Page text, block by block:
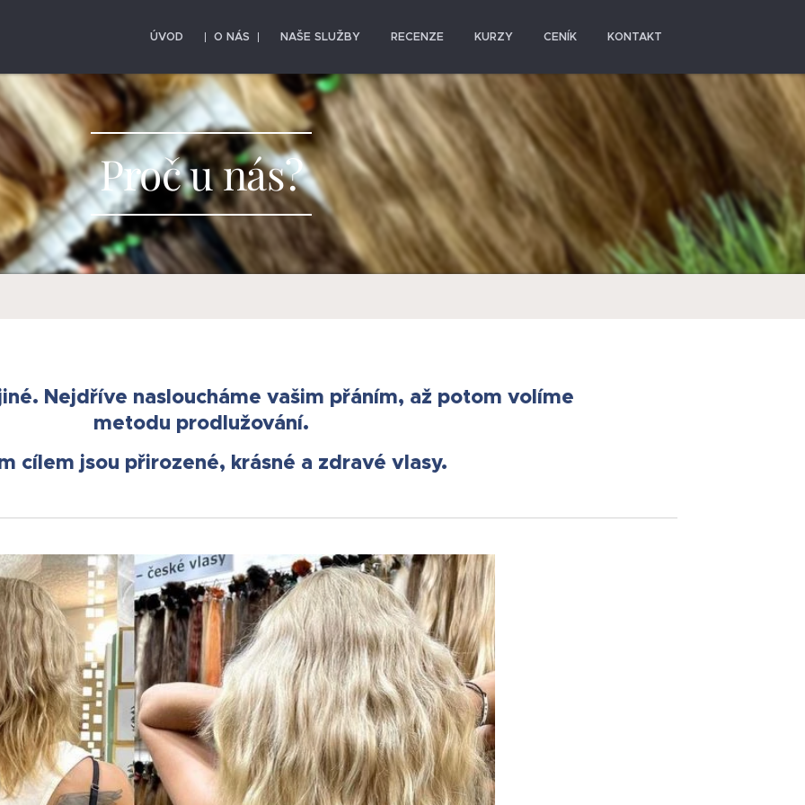
ÚVOD O NÁS NAŠE SLUŽBY RECENZE KURZY CENÍK KONTAKT
Proč u nás?
Nejdříve nasloucháme vašim přáním, až potom volíme
metodu prodlužování.
cílem jsou přirozené, krásné a zdravé vlasy.